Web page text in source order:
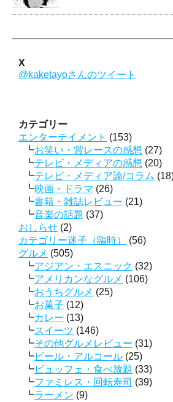
X
@kaketayoさんのツイート
カテゴリー
エンターテイメント (153)
お笑い・賞レースの感想 (27)
テレビ・メディアの感想 (20)
テレビ・メディア論/コラム
映画・ドラマ (26)
書籍・雑誌レビュー (21)
音楽の話題 (37)
おしらせ (2)
カテゴリー迷子（臨時）
(56)
グルメ (505)
アジアン・エスニック (32)
アメリカンなグルメ (106)
おうちグルメ (25)
お菓子 (12)
カレー (13)
スイーツ (146)
その他グルメレビュー (31)
ビール・アルコール (25)
ビュッフェ・食べ放題 (33)
ファミレス・回転寿司 (39)
ラーメン (9)